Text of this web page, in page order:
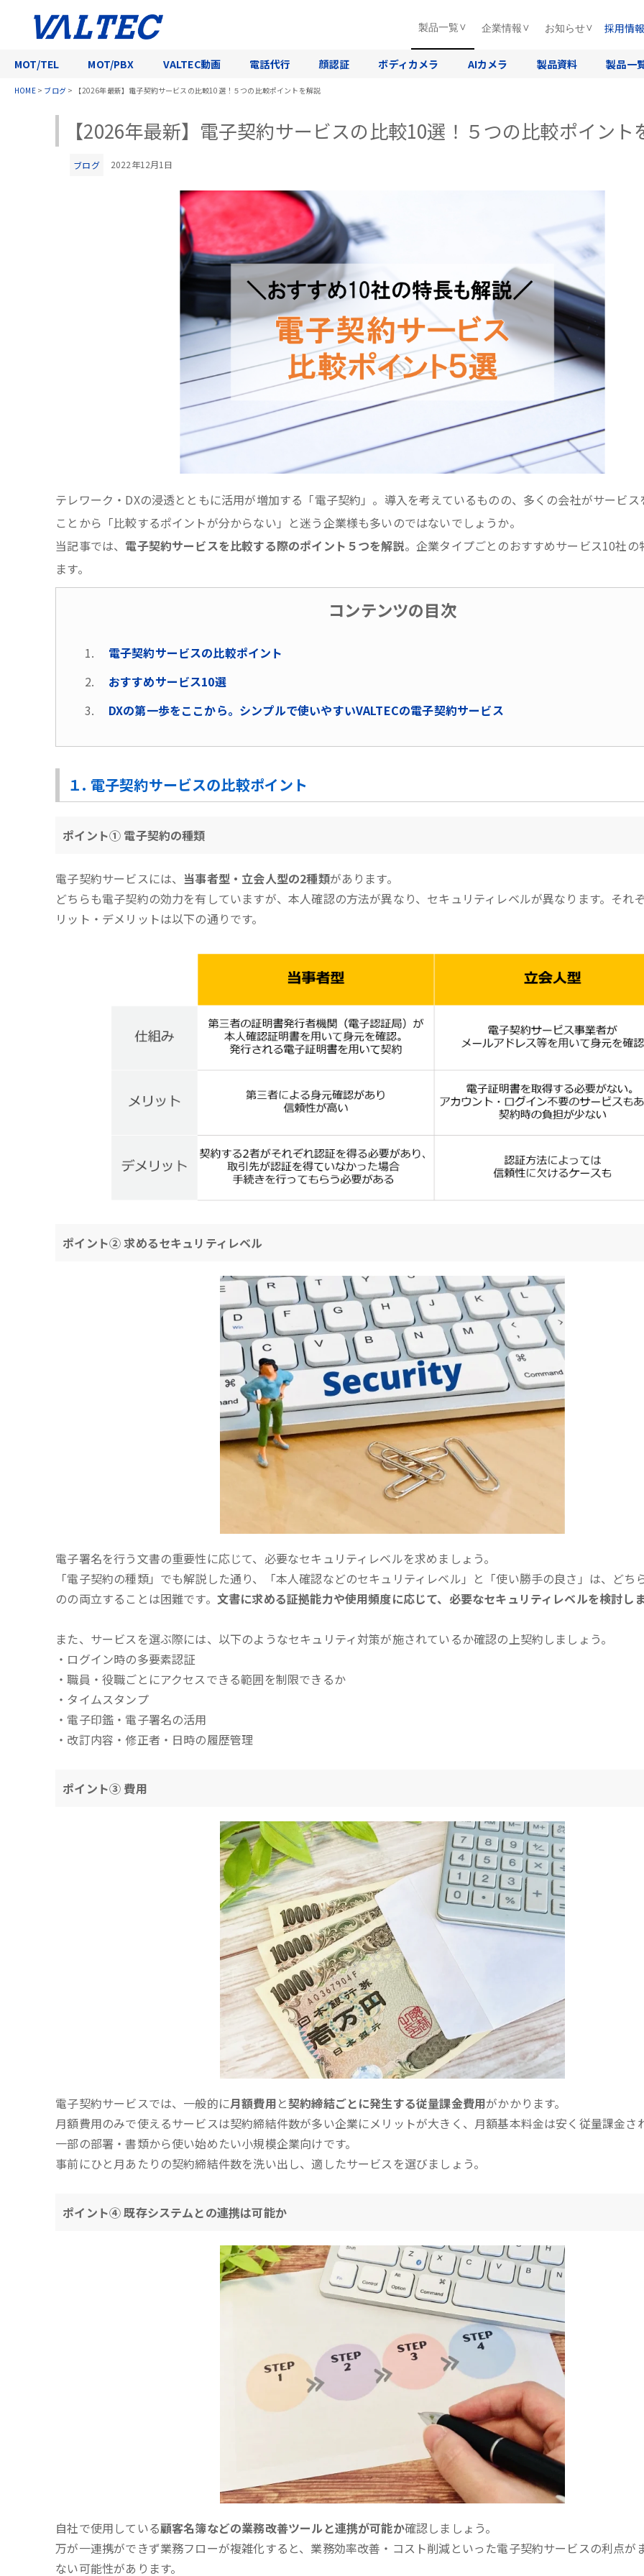
製品一覧
MOT/TEL MOT/PBX VALTEC動画 電話代行 顔認証 ボディカメラ AIカメラ 製品資料 製品一
企業情報 お知らせ 採用情報
HOME> ブログ> 【2026年最新】電子契約サービスの比較10選！５つの比較ポイントを解説
【2026年最新】電子契約サービスの比較10選！５つの比較ポイント
ブログ 2022年12月1日
テレワーク・DXの浸透とともに活用が増加する「電子契約」。導入を考えているものの、多くの会社がサービス
ことから「比較するポイントが分からない」と迷う企業様も多いのではないでしょうか。
当記事では、 電子契約サービスを比較する際のポイント５つを解説。企業タイプごとのおすすめサービス10社の
ます。
コンテンツの目次
電子契約サービスの比較ポイント
おすすめサービス10選
DXの第一歩をここから。シンプルで使いやすいVALTECの電子契約サービス
１. 電子契約サービスの比較ポイント
ポイント① 電子契約の種類
電子契約サービスには、 当事者型・立会人型の2種類があります。
どちらも電子契約の効力を有していますが、本人確認の方法が異なり、セキュリティレベルが異なります。それ
リット・デメリットは以下の通りです。
ポイント② 求めるセキュリティレベル
電子署名を行う文書の重要性に応じて、必要なセキュリティレベルを求めましょう。
「電子契約の種類」でも解説した通り、「本人確認などのセキュリティレベル」と「使い勝手の良さ」は、どち
のの両立することは困難です。 文書に求める証拠能力や使用頻度に応じて、必要なセキュリティレベルを検討しま
また、サービスを選ぶ際には、以下のようなセキュリティ対策が施されているか確認の上契約しましょう。
・ログイン時の多要素認証
・職員・役職ごとにアクセスできる範囲を制限できるか
・タイムスタンプ
・電子印鑑・電子署名の活用
・改訂内容・修正者・日時の履歴管理
ポイント③ 費用
電子契約サービスでは、一般的に月額費用と契約締結ごとに発生する従量課金費用がかかります。
月額費用のみで使えるサービスは契約締結件数が多い企業にメリットが大きく、月額基本料金は安く従量課金さ
一部の部署・書類から使い始めたい小規模企業向けです。
事前にひと月あたりの契約締結件数を洗い出し、適したサービスを選びましょう。
ポイント④ 既存システムとの連携は可能か
自社で使用している顧客名簿などの業務改善ツールと連携が可能か確認しましょう。
万が一連携ができず業務フローが複雑化すると、業務効率改善・コスト削減といった電子契約サービスの利点が
ない可能性があります。